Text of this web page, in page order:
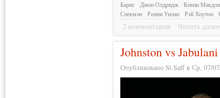
Барнс
Джон Олдридж
Кевин
Спекмэн
Ронни Уилан Рэй Хоутон
2 комментария Читать далее
Johnston vs Jabulani
Опубликовано St.Saff в Ср, 07/